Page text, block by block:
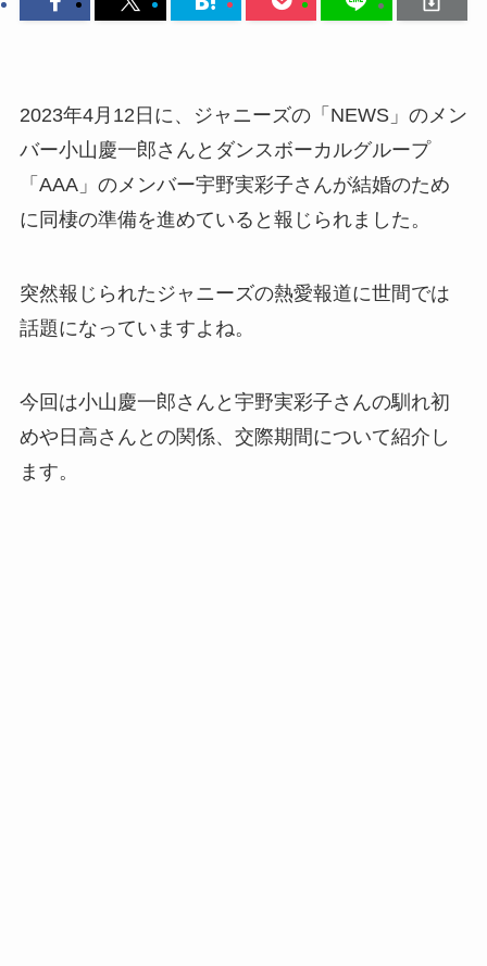
2023年4月12日に、ジャニーズの「NEWS」のメン
バー小山慶一郎さんとダンスボーカルグループ
「AAA」のメンバー宇野実彩子さんが結婚のため
に同棲の準備を進めていると報じられました。
突然報じられたジャニーズの熱愛報道に世間では
話題になっていますよね。
今回は小山慶一郎さんと宇野実彩子さんの馴れ初
めや日高さんとの関係、交際期間について紹介し
ます。